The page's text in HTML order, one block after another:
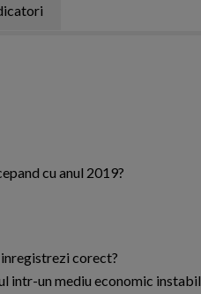
cu anul 2019?
corect?
intr-un mediu economic instabil